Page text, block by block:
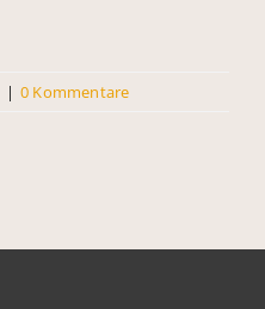
| 0 Kommentare